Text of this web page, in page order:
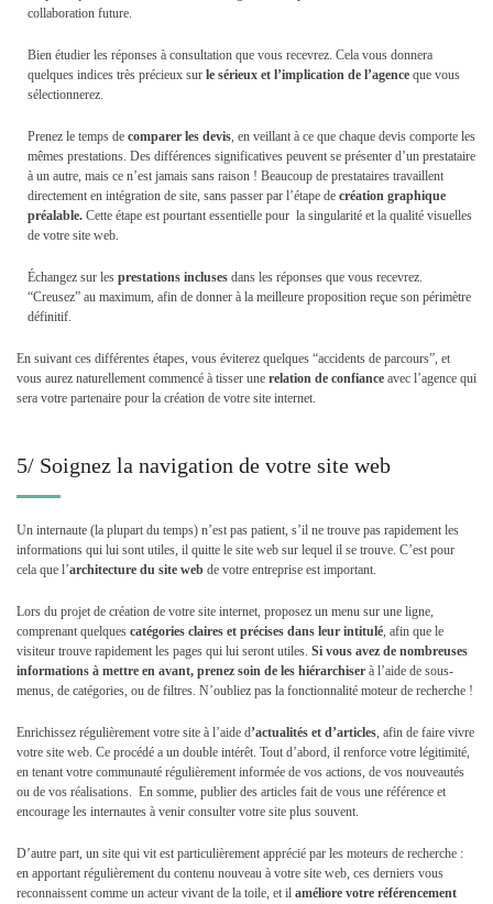
collaboration future.
Bien étudier les réponses à consultation que vous recevrez. Cela vous donnera
quelques indices très précieux sur le sérieux et l’implication de l’agence que vous
sélectionnerez.
Prenez le temps de comparer les devis, en veillant à ce que chaque devis comporte les
mêmes prestations. Des différences significatives peuvent se présenter d’un prestataire
à un autre, mais ce n’est jamais sans raison ! Beaucoup de prestataires travaillent
directement en intégration de site, sans passer par l’étape de création graphique
préalable. Cette étape est pourtant essentielle pour la singularité et la qualité visuelles
de votre site web.
Échangez sur les prestations incluses dans les réponses que vous recevrez.
“Creusez” au maximum, afin de donner à la meilleure proposition reçue son périmètre
définitif.
En suivant ces différentes étapes, vous éviterez quelques “accidents de parcours”, et
vous aurez naturellement commencé à tisser une relation de confiance avec l’agence qui
sera votre partenaire pour la création de votre site internet.
5/ Soignez la navigation de votre site web
Un internaute (la plupart du temps) n’est pas patient, s’il ne trouve pas rapidement les
informations qui lui sont utiles, il quitte le site web sur lequel il se trouve. C’est pour
cela que l’architecture du site web de votre entreprise est important.
Lors du projet de création de votre site internet, proposez un menu sur une ligne,
comprenant quelques catégories claires et précises dans leur intitulé, afin que le
visiteur trouve rapidement les pages qui lui seront utiles. Si vous avez de nombreuses
informations à mettre en avant, prenez soin de les hiérarchiser à l’aide de sous-
menus, de catégories, ou de filtres. N’oubliez pas la fonctionnalité moteur de recherche !
Enrichissez régulièrement votre site à l’aide d’actualités et d’articles, afin de faire vivre
votre site web. Ce procédé a un double intérêt. Tout d’abord, il renforce votre légitimité,
en tenant votre communauté régulièrement informée de vos actions, de vos nouveautés
ou de vos réalisations. En somme, publier des articles fait de vous une référence et
encourage les internautes à venir consulter votre site plus souvent.
D’autre part, un site qui vit est particulièrement apprécié par les moteurs de recherche :
en apportant régulièrement du contenu nouveau à votre site web, ces derniers vous
reconnaissent comme un acteur vivant de la toile, et il améliore votre référencement